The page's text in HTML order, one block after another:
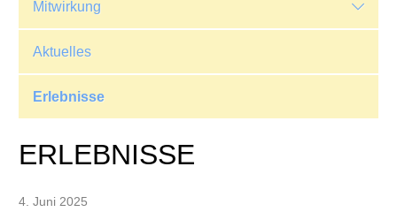
Mitwirkung
Aktuelles
Erlebnisse
ERLEBNISSE
4. Juni 2025